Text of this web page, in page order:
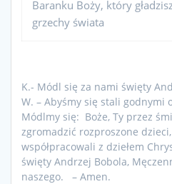
Baranku Boży, który
grzechy świata
K.- Módl się za nami święty
W. – Abyśmy się stali godnymi
Módlmy się: Boże, Ty przez
zgromadzić rozproszone
współpracowali z dziełem
święty Andrzej Bobola,
naszego. – Amen.